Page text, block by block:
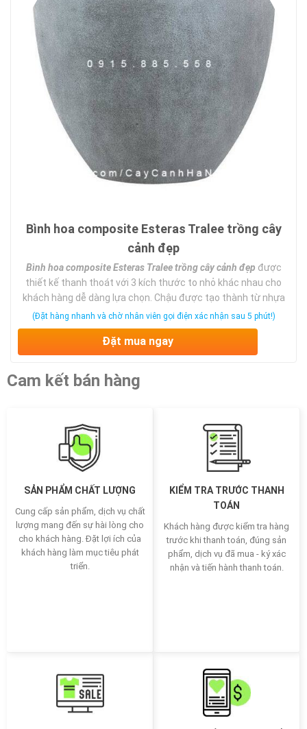
Bình hoa composite Esteras Tralee trồng cây
cảnh đẹp
Bình hoa composite Esteras Tralee trồng cây cảnh đẹp được
thiết kế thanh thoát với 3 kích thước to nhỏ khác nhau cho
khách hàng dễ dàng lựa chọn. Chậu được tạo thành từ nhựa
cao cấp composite và sơi thủy tinh nên có trọng lượng nhẹ,
độ bền cao và màu sơn luôn mới.
(Đặt hàng nhanh và chờ nhân viên gọi điện xác nhận sau 5 phút!)
Đặt mua ngay
Cam kết bán hàng
SẢN PHẨM CHẤT LƯỢNG
Cung cấp sản phẩm, dịch vụ chất
lượng mang đến sự hài lòng cho
cho khách hàng. Đặt lợi ích của
khách hàng làm mục tiêu phát
triển.
KIỂM TRA TRƯỚC THANH
TOÁN
Khách hàng được kiểm tra hàng
trước khi thanh toán, đúng sản
phẩm, dịch vụ đã mua - ký xác
nhận và tiến hành thanh toán.